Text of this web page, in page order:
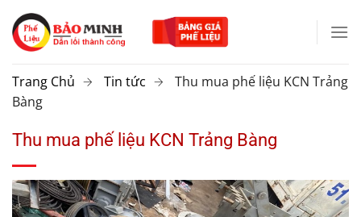
Chuyển
đến
nội
Trang Chủ Tin tức
Thu mua phế liệu KCN Trảng
Bàng
Thu mua phế liệu KCN Trảng Bàng